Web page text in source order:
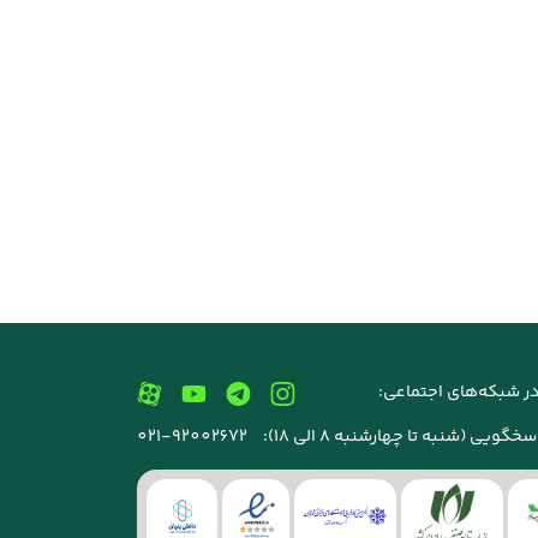
شبکه‌های اجتماعی:
(شنبه تا چهارشنبه 8 الی 18):
021-92002672